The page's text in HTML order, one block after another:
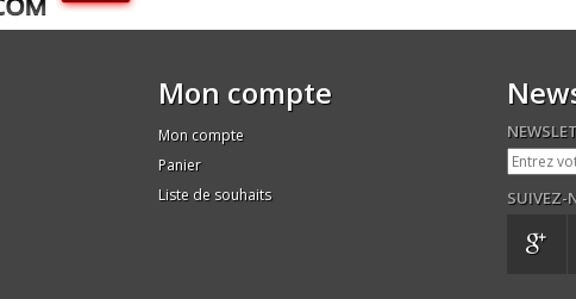
Mon compte
Mon compte
Panier
Liste de souhaits
SUIVEZ-